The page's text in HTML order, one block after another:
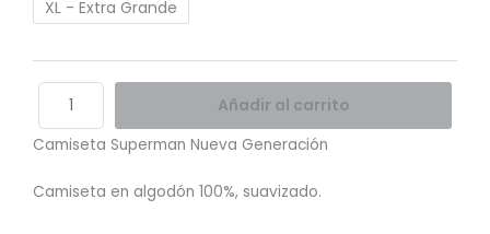
XL - Extra Grande
Añadir al carrito
Camiseta Superman Nueva Generación
Camiseta en algodón 100%, suavizado.